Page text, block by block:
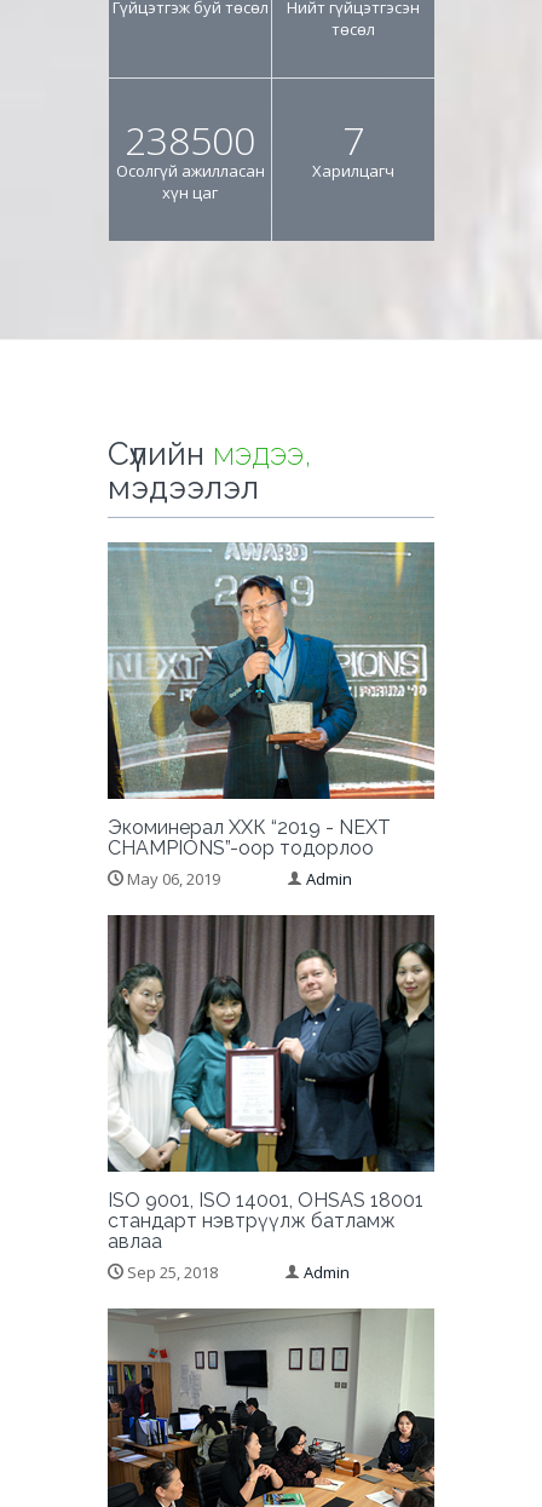
Гүйцэтгэж буй төсөл
Нийт гүйцэтгэсэн
төсөл
265000
Осолгүй ажилласан
хүн цаг
8
Харилцагч
Сүүлийн мэдээ,
мэдээлэл
Экоминерал ХХК “2019 - NEXT
CHAMPIONS”-оор тодорлоо
May 06, 2019 Admin
ISO 9001, ISO 14001, OHSAS 18001
стандарт нэвтрүүлж батламж
авлаа
Sep 25, 2018 Admin